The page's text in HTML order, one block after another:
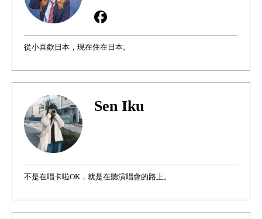
從小喜歡日本，現在住在日本。
Sen Iku
不是在唱卡啦OK，就是在聽演唱會的路上。